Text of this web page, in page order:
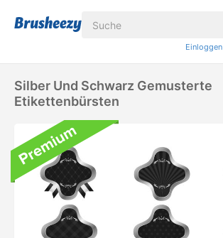
Einloggen
Silber Und Schwarz Gemusterte
Etikettenbürsten